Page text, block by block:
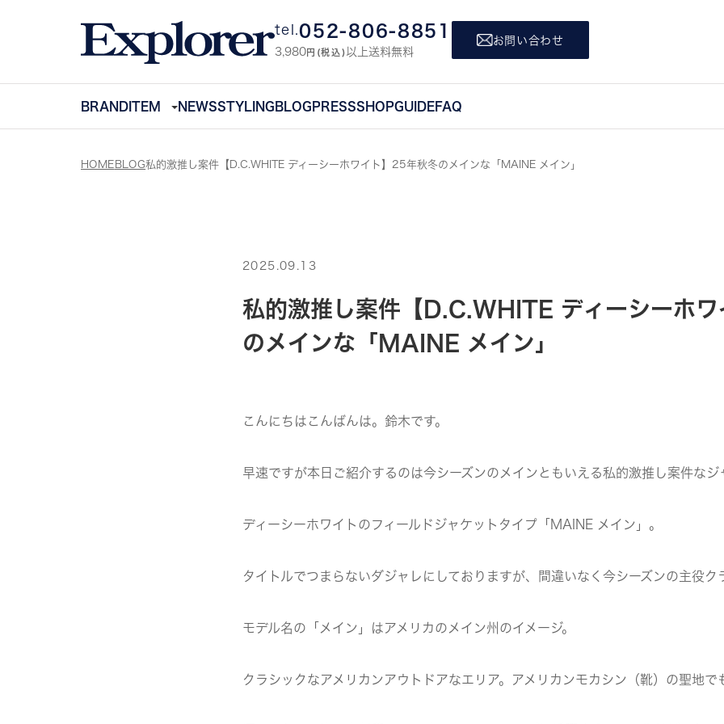
tel.052-806-8851
3,980円(税込)以上送料無料
お問い合わせ
BRANDITEM NEWSSTYLINGBLOGPRESSSHOPGUIDEFAQ
HOMEBLOG私的激推し案件【D.C.WHITE ディーシーホワイト】25年秋冬のメインな「MAINE メイン」
2025.09.13
私的激推し案件【D.C.WHITE ディーシーホ
のメインな「MAINE メイン」
こんにちはこんばんは。鈴木です。
早速ですが本日ご紹介するのは今シーズンのメインともいえる私的激推し案件なジ
ディーシーホワイトのフィールドジャケットタイプ「MAINE メイン」。
タイトルでつまらないダジャレにしておりますが、間違いなく今シーズンの主役ク
モデル名の「メイン」はアメリカのメイン州のイメージ。
クラシックなアメリカンアウトドアなエリア。アメリカンモカシン（靴）の聖地で